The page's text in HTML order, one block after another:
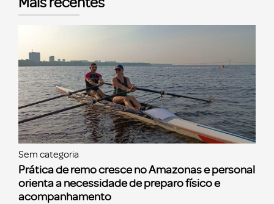
Sem categoria
Prática de remo cresce no Amazonas e personal
orienta a necessidade de preparo físico e
acompanhamento